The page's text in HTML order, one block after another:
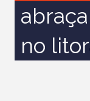
no